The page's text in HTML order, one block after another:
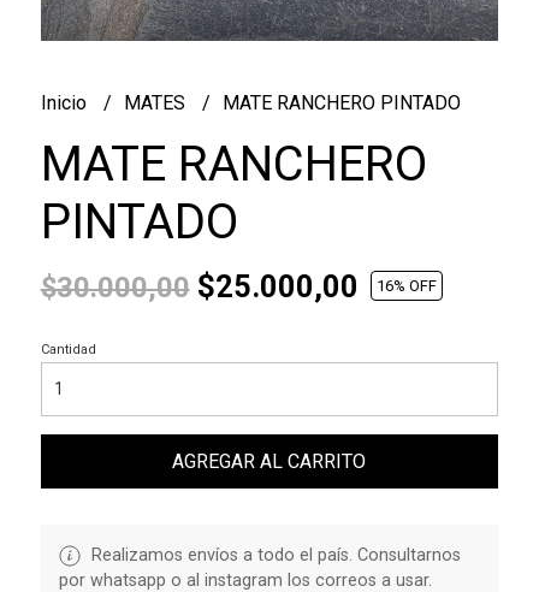
Inicio MATES MATE RANCHERO PINTADO
MATE RANCHERO
PINTADO
$30.000,00$25.000,00 16% OFF
Cantidad
AGREGAR AL CARRITO
Realizamos envíos a todo el país. Consultarnos
por whatsapp o al instagram los correos a usar.